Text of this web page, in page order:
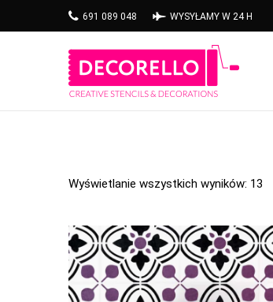
691 089 048 WYSYŁAMY W 24 H
Wyświetlanie wszystkich wyników: 13